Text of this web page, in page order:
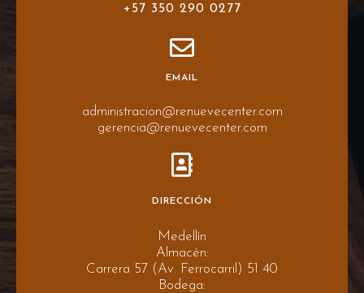
+57 350 290 0277
EMAIL
administracion@renuevecenter.com
gerencia@renuevecenter.com
DIRECCIÓN
Medellín
Almacén:
Carrera 57 (Av. Ferrocarril) 51 40
Bodega: